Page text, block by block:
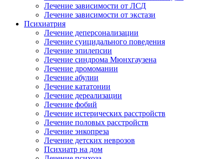
Лечение зависимости от ЛСД
Лечение зависимости от экстази
Психиатрия
Лечение деперсонализации
Лечение суицидального поведения
Лечение эпилепсии
Лечение синдрома Мюнхгаузена
Лечение дромомании
Лечение абулии
Лечение кататонии
Лечение дереализации
Лечение фобий
Лечение истерических расстройств
Лечение половых расстройств
Лечение энкопреза
Лечение детских неврозов
Психиатр на дом